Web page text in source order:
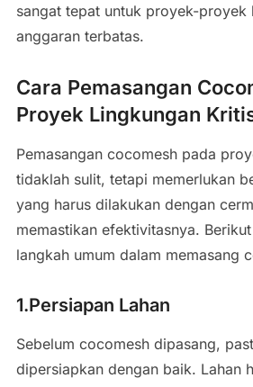
sangat tepat untuk proyek-proyek
anggaran terbatas.
Cara Pemasangan
Proyek Lingkungan
Pemasangan cocomesh pada
tidaklah sulit, tetapi memerlukan
yang harus dilakukan dengan
memastikan efektivitasnya.
langkah umum dalam memasang
1.Persiapan Lahan
Sebelum cocomesh dipasang,
dipersiapkan dengan baik. Lahan